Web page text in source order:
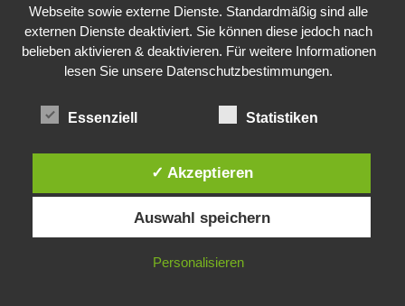
August 2010
Juli 2010
Dezember 2009
März 2009
August 1997
Diese Website verwendet Cookies. Durch die weitere Nutzung dieser
Website stimmst du der Verwendung von Cookies zu.
IN ORDNUNG
Webseite sowie externe Dienste. Standardmäßig sind alle
externen Dienste deaktiviert. Sie können diese jedoch nach
belieben aktivieren & deaktivieren. Für weitere Informationen
lesen Sie unsere Datenschutzbestimmungen.
Essenziell Statistiken
✓ Akzeptieren
Auswahl speichern
Personalisieren